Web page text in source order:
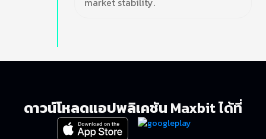
ดาวน์โหลดแอปพลิเคชัน Maxbit ได้ที่